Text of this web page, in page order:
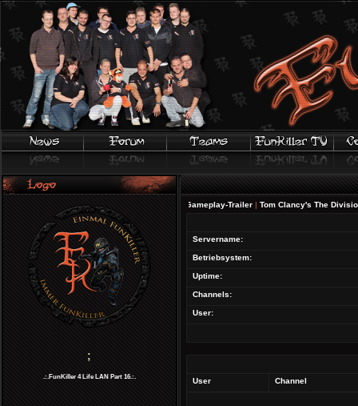
;
.:.FunKiller 4 Life LAN Part 16.:.
FIFA 20 | Offizieller Gameplay-Trailer|Tom Clancy's The Division 2 -
Servername:
Betriebsystem:
Uptime:
Channels:
User:
User Channel